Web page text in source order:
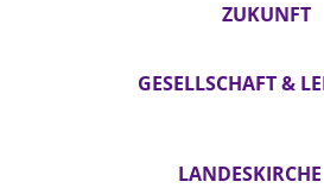
ZUKUNFT
GESELLSCHAFT &
LANDESKIRCHE